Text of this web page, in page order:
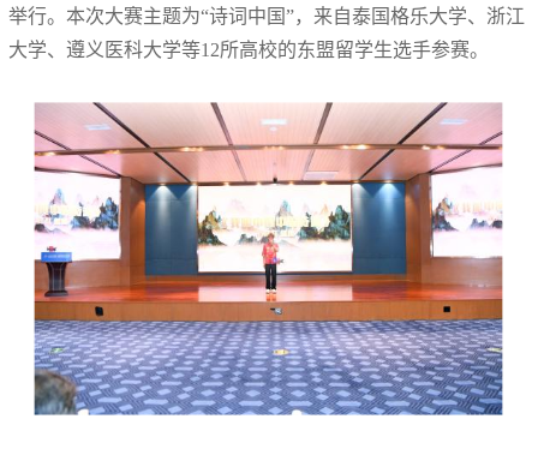
举行。本次大赛主题为“诗词中国”，来自泰国格乐大学、浙江
大学、遵义医科大学等12所高校的东盟留学生选手参赛。